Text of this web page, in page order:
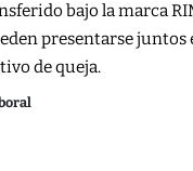
bajo la marca
presentarse
de queja.